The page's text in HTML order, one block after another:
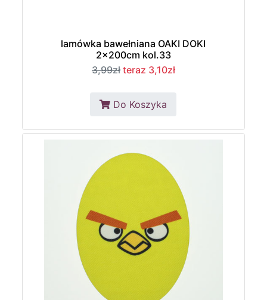
lamówka bawełniana OAKI DOKI
2x200cm kol.33
3,99zł teraz 3,10zł
Do Koszyka